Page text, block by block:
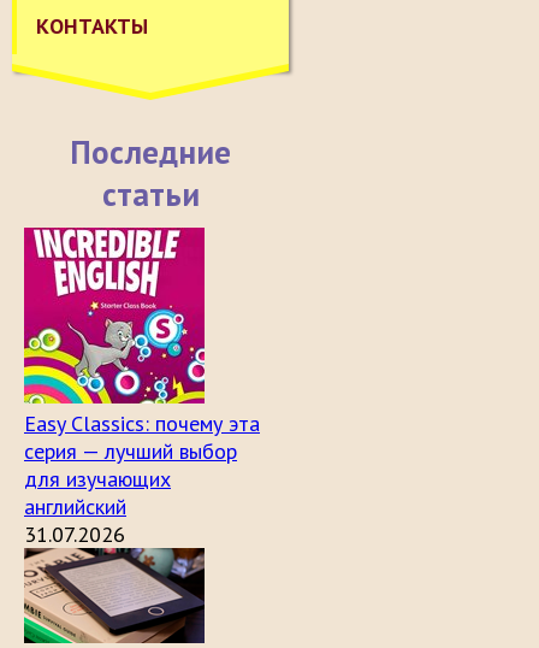
КОНТАКТЫ
Последние
статьи
Easy Classics: почему эта
серия — лучший выбор
для изучающих
английский
31.07.2026